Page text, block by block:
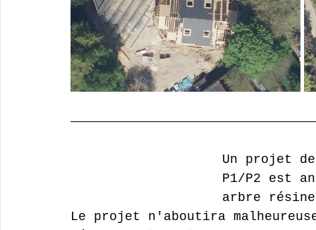
Un projet
P1/P2 est
arbre
Le projet n'aboutira